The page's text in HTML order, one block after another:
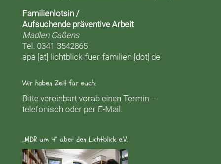
Familienlotsin /
Aufsuchende präventive Arbeit
Madlen Caßens
Tel. 0341 3542865
apa [at] lichtblick-fuer-familien [dot] de
Wir haben Zeit für euch:
Bitte vereinbart vorab einen Termin –
telefonisch oder per E-Mail.
„MDR um 4“ über den Lichtblick e.V.
Video-